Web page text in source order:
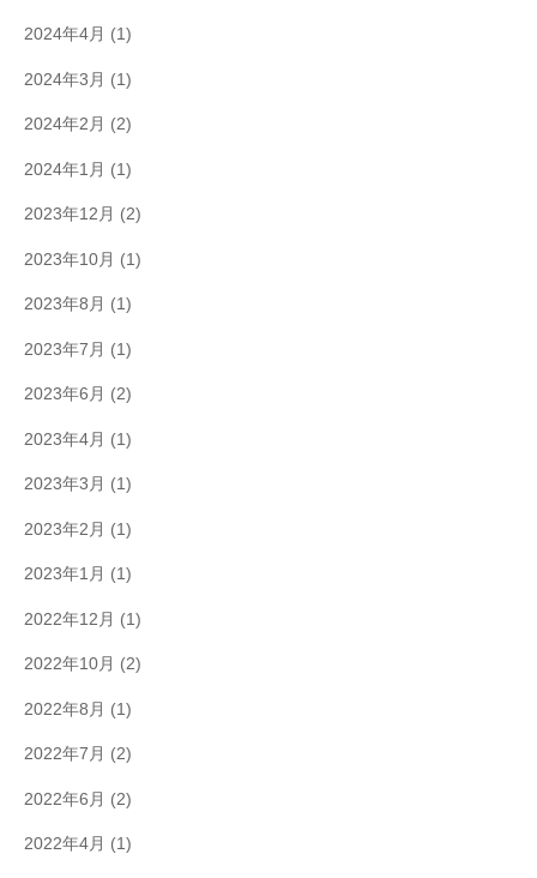
2024年4月 (1)
2024年3月 (1)
2024年2月 (2)
2024年1月 (1)
2023年12月 (2)
2023年10月 (1)
2023年8月 (1)
2023年7月 (1)
2023年6月 (2)
2023年4月 (1)
2023年3月 (1)
2023年2月 (1)
2023年1月 (1)
2022年12月 (1)
2022年10月 (2)
2022年8月 (1)
2022年7月 (2)
2022年6月 (2)
2022年4月 (1)